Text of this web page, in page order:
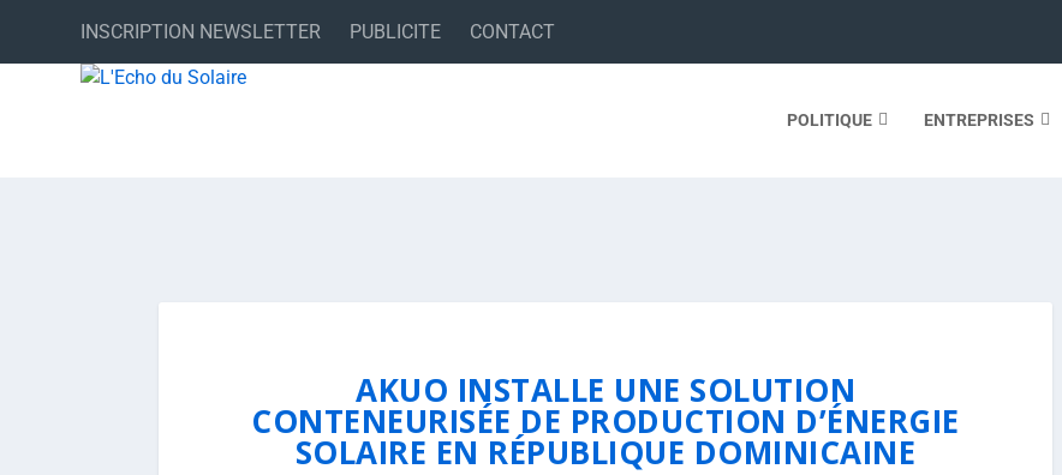
INSCRIPTION NEWSLETTER PUBLICITE CONTACT
POLITIQUE ENTREPRISES
AKUO INSTALLE UNE SOLUTION
CONTENEURISÉE DE PRODUCTION D’ÉNERGIE
SOLAIRE EN RÉPUBLIQUE DOMINICAINE